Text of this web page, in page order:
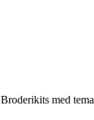
Broderikits med